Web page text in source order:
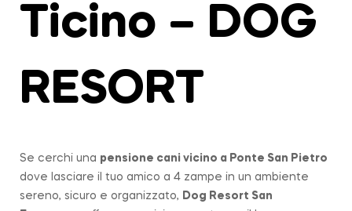
Ticino – DOG
RESORT
Se cerchi una pensione cani vicino a Ponte San Pietro
dove lasciare il tuo amico a 4 zampe in un ambiente
sereno, sicuro e organizzato, Dog Resort San